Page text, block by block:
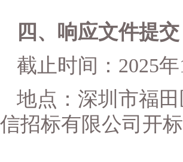
四、 响应文件提交
截止时间： 2025年
地点：深圳市福
信招标有限公司开标